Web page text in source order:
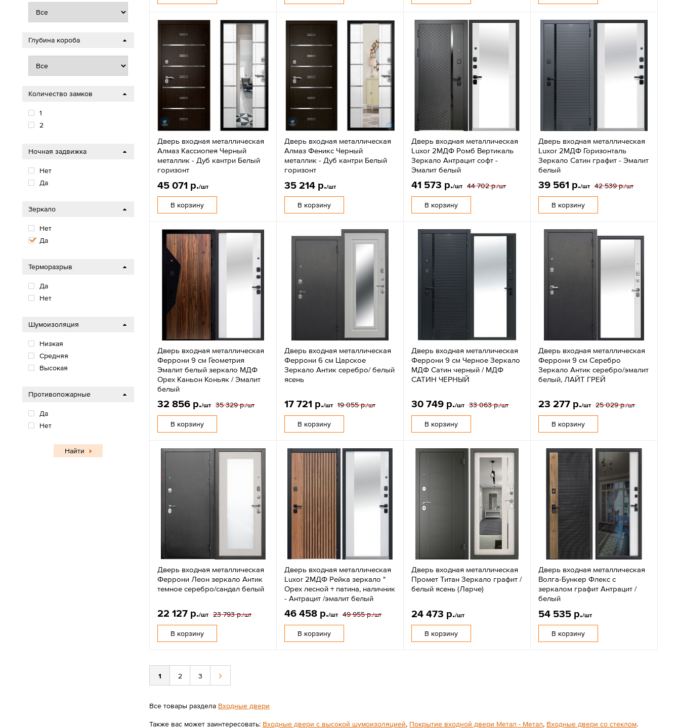
Дверь входная металлическая
Алмаз Кассиопея Черный
металлик - Дуб кантри Белый
горизонт
45 071 р./шт
В корзину
Дверь входная металлическая
Алмаз Феникс Черный
металлик - Дуб кантри Белый
горизонт
35 214 р./шт
В корзину
Дверь входная металлическая
Luxor 2МДФ Ромб Вертикаль
Зеркало Антрацит софт -
Эмалит белый
41 573 р./шт 44 702 р./шт
В корзину
Дверь входная металлическая
Luxor 2МДФ Горизонталь
Зеркало Сатин графит - Эмалит
белый
39 561 р./шт 42 539 р./шт
В корзину
Дверь входная металлическая
Феррони 9 см Геометрия
Эмалит белый зеркало МДФ
Орех Каньон Коньяк / Эмалит
белый
32 856 р./шт 35 329 р./шт
В корзину
Дверь входная металлическая
Феррони 6 см Царское
Зеркало Антик серебро/ белый
ясень
17 721 р./шт 19 055 р./шт
В корзину
Дверь входная металлическая
Феррони 9 см Черное Зеркало
МДФ Сатин черный / МДФ
САТИН ЧЕРНЫЙ
30 749 р./шт 33 063 р./шт
В корзину
Дверь входная металлическая
Феррони 9 см Серебро
Зеркало Антик серебро/эмалит
белый, ЛАЙТ ГРЕЙ
23 277 р./шт 25 029 р./шт
В корзину
Дверь входная металлическая
Феррони Леон зеркало Антик
темное серебро/сандал белый
22 127 р./шт 23 793 р./шт
В корзину
Дверь входная металлическая
Luxor 2МДФ Рейка зеркало "
Орех лесной + патина, наличник
- Антрацит /эмалит белый
46 458 р./шт 49 955 р./шт
В корзину
Дверь входная металлическая
Промет Титан Зеркало графит /
белый ясень (Ларче)
24 473 р./шт
В корзину
Дверь входная металлическая
Волга-Бункер Флекс с
зеркалом графит Антрацит /
белый
54 535 р./шт
В корзину
1 2 3
Все товары раздела Входные двери
Также вас может заинтересовать: Входные двери с высокой шумоизоляцией, Покрытие входной двери Метал - Метал, Входные двери со стеклом.
Глубина короба
Количество замков
1
2
Ночная задвижка
Нет
Да
Зеркало
Нет
Да
Терморазрыв
Да
Нет
Шумоизоляция
Низкая
Средняя
Высокая
Противопожарные
Да
Нет
Найти